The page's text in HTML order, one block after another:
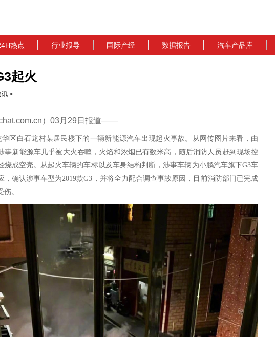
热点 行业报导 国际产经 数据报告 汽车产品库
起火
讯 >
）03月29日报道——
区白石龙村某居民楼下的一辆新能源汽车出现起火事故。从网传图片来看，由
事新能源车几乎被大火吞噬，火焰和浓烟已有数米高，随后消防人员赶到现场控
烧成空壳。从起火车辆的车标以及车身结构判断，涉事车辆为小鹏汽车旗下G3车
，确认涉事车型为2019款G3，并将全力配合调查事故原因 ，目前消防部门已完成
。